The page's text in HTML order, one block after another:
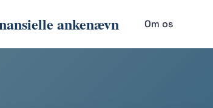
ankenævn Om os